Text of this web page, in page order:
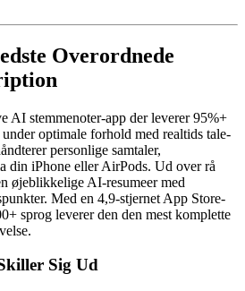
Overordnede
AI stemmenoter-app der leverer 95%+
optimale forhold med realtids tale-
personlige samtaler,
din iPhone eller AirPods. Ud over rå
øjeblikkelige AI-resumeer med
Med en 4,9-stjernet App Store-
sprog leverer den den mest komplette
Sig Ud